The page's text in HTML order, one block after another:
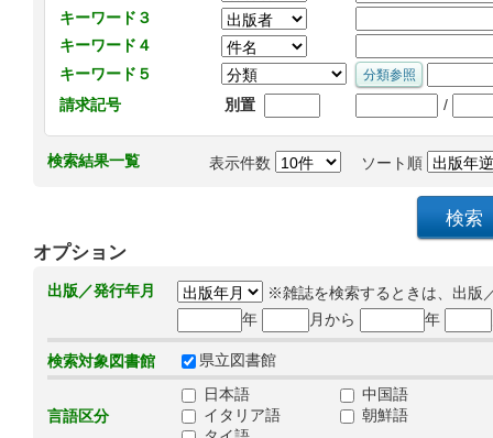
キーワード３
キーワード４
キーワード５
請求記号
別置 /
検索結果一覧 表示件数 ソート順
オプション
出版／発行年月
※雑誌を検索するときは、出版
年
月から 年
検索対象図書館 県立図書館
言語区分
日本語
中国語
イタリア語
朝鮮語